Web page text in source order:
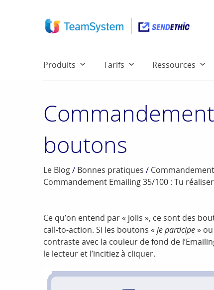
Produits Tarifs Ressources
boutons
Le Blog/ Bonnes pratiques /
Commandement Emailing 35/100 : Tu
Ce qu’on entend par « jolis », ce sont des
call-to-action. Si les boutons « je participe» ou
contraste avec la couleur de fond de
le lecteur et l’incitiez à cliquer.